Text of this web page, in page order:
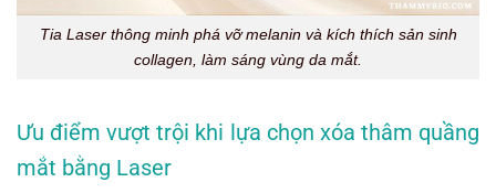
Tia Laser thông minh phá vỡ melanin và kích thích sản sinh
collagen, làm sáng vùng da mắt.
Ưu điểm vượt trội khi lựa chọn xóa thâm quầng
mắt bằng Laser